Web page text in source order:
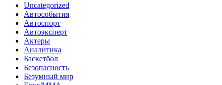
Uncategorized
Автособытия
Автоспорт
Автоэксперт
Актеры
Аналитика
Баскетбол
Безопасность
Безумный мир